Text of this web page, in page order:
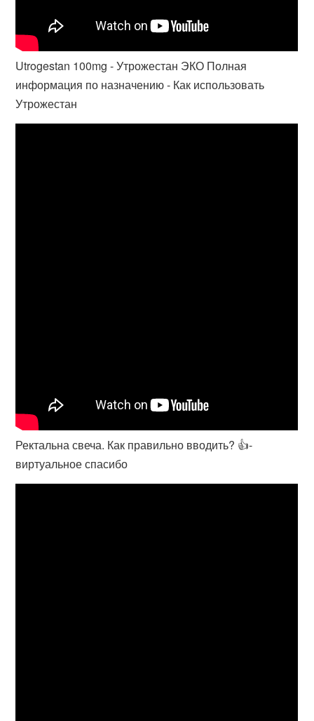
Utrogestan 100mg - Утрожестан ЭКО Полная
информация по назначению - Как использовать
Утрожестан
Ректальна свеча. Как правильно вводить? 👍-
виртуальное спасибо